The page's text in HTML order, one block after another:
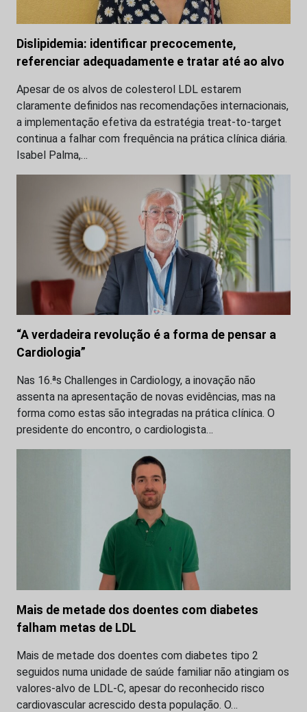
Dislipidemia: identificar precocemente,
referenciar adequadamente e tratar até ao alvo
Apesar de os alvos de colesterol LDL estarem
claramente definidos nas recomendações internacionais,
a implementação efetiva da estratégia treat-to-target
continua a falhar com frequência na prática clínica diária.
Isabel Palma,…
“A verdadeira revolução é a forma de pensar a
Cardiologia”
Nas 16.ªs Challenges in Cardiology, a inovação não
assenta na apresentação de novas evidências, mas na
forma como estas são integradas na prática clínica. O
presidente do encontro, o cardiologista…
Mais de metade dos doentes com diabetes
falham metas de LDL
Mais de metade dos doentes com diabetes tipo 2
seguidos numa unidade de saúde familiar não atingiam os
valores-alvo de LDL-C, apesar do reconhecido risco
cardiovascular acrescido desta população. O…